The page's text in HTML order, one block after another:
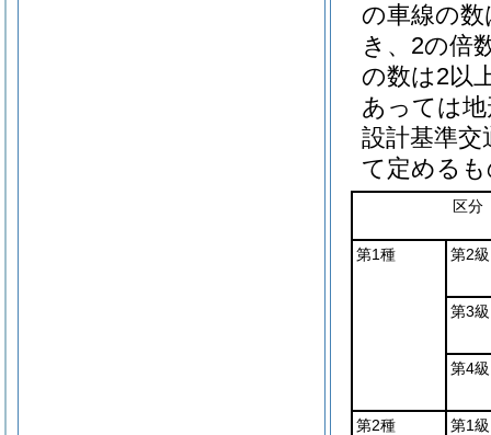
の車線の数
き、2の倍
の数は2以
あっては
設計基準
て定める
区分
第1種 第2級
第3級
第4級
第2種
第1級